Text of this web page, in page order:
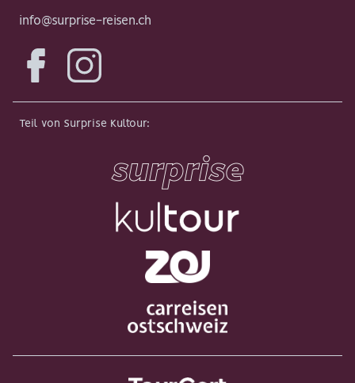
info@surprise-reisen.ch
FacebookInstagram
Teil von Surprise Kultour: